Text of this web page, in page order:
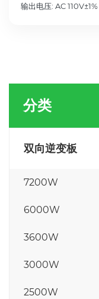
分类
双向逆变板
7200W
6000W
3600W
3000W
2500W